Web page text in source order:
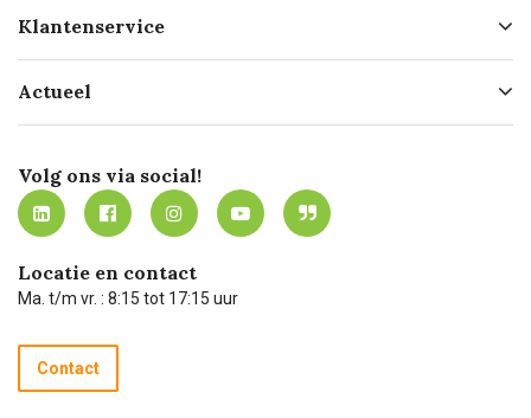
Geschiedenis
Missie
Werken bij Carel Lurvink
MVO
Klantenservice
Bezorgen
Mijn Carel Lurvink
Mijn Carel Lurvink instructievideo's
Carel Lurvink App
Hulp op afstand
Technische dienst
Recycle programma
Betalen
Actueel
Innovation LAB
Tevreden klanten
Carel Lurvink Blog
Carel de podcast
Volg ons via social!
Locatie en contact
Ma. t/m vr. : 8:15 tot 17:15 uur
Contact